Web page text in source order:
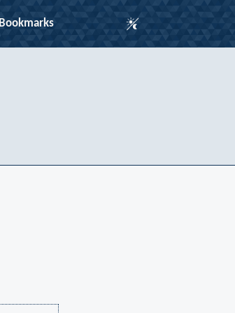
Bookmarks Auto Mode